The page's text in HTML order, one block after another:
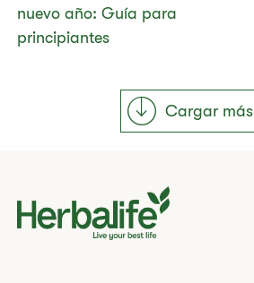
nuevo año: Guía para
principiantes
Cargar más